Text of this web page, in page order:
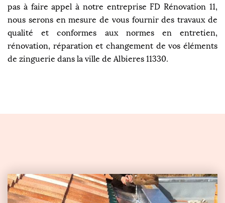
pas à faire appel à notre entreprise FD Rénovation 11,
nous serons en mesure de vous fournir des travaux de
qualité et conformes aux normes en entretien,
rénovation, réparation et changement de vos éléments
de zinguerie dans la ville de Albieres 11330.